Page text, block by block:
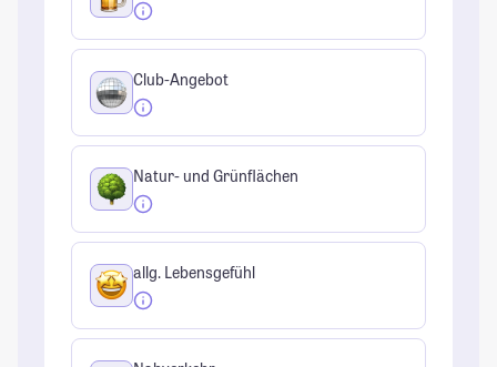
Club-Angebot
Natur- und Grünflächen
allg. Lebensgefühl